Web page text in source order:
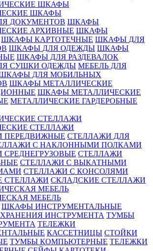
ШКАФЫ
ДОКУМЕНТОВ ШКАФЫ
АРХИВНЫЕ ШКАФЫ
ШКАФЫ КАРТОТЕЧНЫЕ ШКАФЫ ДЛЯ
ШКАФЫ ДЛЯ ОДЕЖДЫ ШКАФЫ
ШКАФЫ ДЛЯ РАЗДЕВАЛОК
СУШКИ ОДЕЖДЫ МЕБЕЛЬ ДЛЯ
ДЛЯ МОБИЛЬНЫХ
ШКАФЫ МЕТАЛЛИЧЕСКИЕ
ШКАФЫ МЕТАЛЛИЧЕСКИЕ
МЕТАЛЛИЧЕСКИЕ ГАРДЕРОБНЫЕ
СТЕЛЛАЖИ
ПЕРЕДВИЖНЫЕ СТЕЛЛАЖИ ДЛЯ
С НАКЛОННЫМИ ПОЛКАМИ
СРЕДНЕГРУЗОВЫЕ СТЕЛЛАЖИ
СТЕЛЛАЖИ С ВЫКАТНЫМИ
СТЕЛЛАЖИ С КОНСОЛЯМИ
СТЕЛЛАЖИ СКЛАДСКИЕ СТЕЛЛАЖИ
МЕБЕЛЬ
ШКАФЫ ИНСТРУМЕНТАЛЬНЫЕ
ИНСТРУМЕНТА ТУМБЫ
ТЕЛЕЖКИ
КАССЕТНИЦЫ СТОЙКИ
ТУМБЫ КОМПЬЮТЕРНЫЕ ТЕЛЕЖКИ